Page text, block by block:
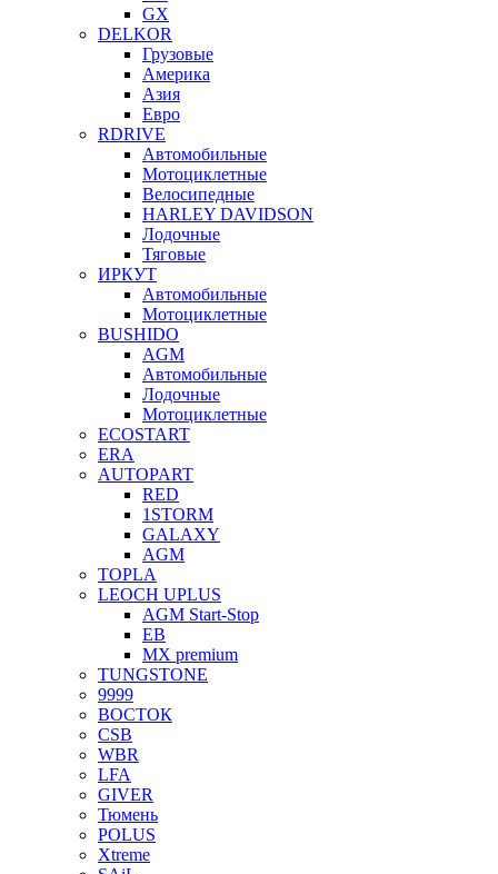
GX
DELKOR
Грузовые
Америка
Азия
Евро
RDRIVE
Автомобильные
Мотоциклетные
Велосипедные
HARLEY DAVIDSON
Лодочные
Тяговые
ИРКУТ
Автомобильные
Мотоциклетные
BUSHIDO
AGM
Автомобильные
Лодочные
Мотоциклетные
ECOSTART
ERA
AUTOPART
RED
1STORM
GALAXY
AGM
TOPLA
LEOCH UPLUS
AGM Start-Stop
EB
MX premium
TUNGSTONE
9999
ВОСТОК
CSB
WBR
LFA
GIVER
Тюмень
POLUS
Xtreme